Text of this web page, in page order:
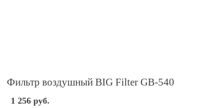
Фильтр воздушный BIG Filter GB-540
1 256 руб.